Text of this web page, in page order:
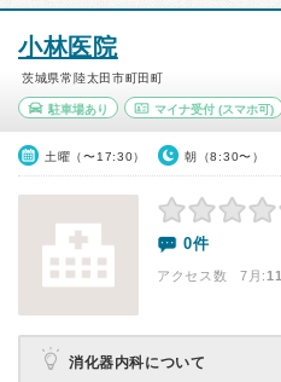
小林医院
茨城県常陸太田市町田町
駐車場あり マイナ受付(スマホ可)
土曜（〜17:30） 朝（8:30〜）
0件
アクセス数 7月:11
消化器内科について